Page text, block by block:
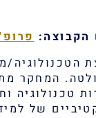
הקבוצה:
הטכנולוגיה/
המחקר
טכנולוגיה
של